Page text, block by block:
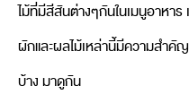
ไม้ที่มีสีสันต่างๆกันในเมนูอาหา
ผักและผลไม้เหล่านี้มีความสำคั
บ้าง มาดูกัน